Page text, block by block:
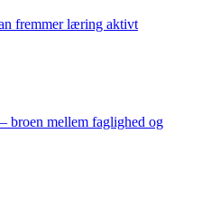
fremmer læring aktivt
broen mellem faglighed og